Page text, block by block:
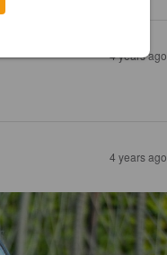
4 years ago
4 years ago